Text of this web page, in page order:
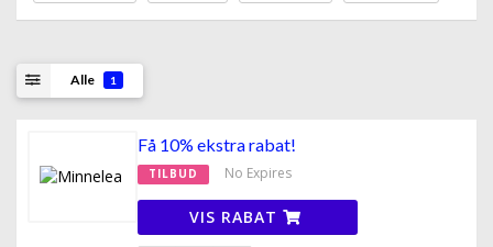
Alle 1
Få 10% ekstra rabat!
TILBUD No Expires
VIS RABAT